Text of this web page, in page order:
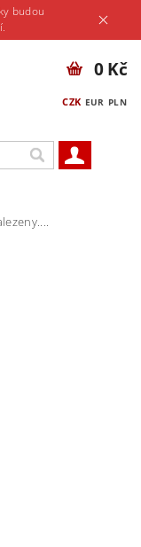
budou
CZK EUR PLN
0 Kč